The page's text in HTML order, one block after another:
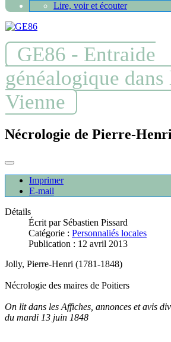
Lire, voir et écouter
GE86 - Entraide
généalogique dans
Vienne
Nécrologie de Pierre-
Imprimer
E-mail
Détails
Écrit par Sébastien Pissard
Catégorie : Personnaliés locales
Publication : 12 avril 2013
Jolly, Pierre-Henri (1781-1848)
Nécrologie des maires de Poitiers
On lit dans les Affiches, annonces et avis
du mardi 13 juin 1848